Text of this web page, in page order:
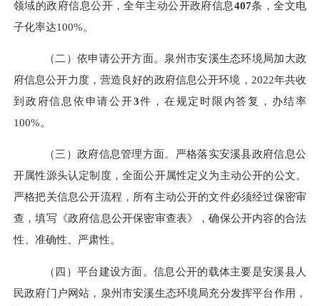
领域的政府信息公开，全年主动公开政府信息407条，全文电
子化率达100%。
（二）依申请公开方面。 泉州市安溪生态环境局加大政
府信息公开力度，营造良好的政府信息公开环境， 2022年共收
到政府信息依申请公开3件，在规定时限内答复，办结率
100%。
（三）政府信息管理方面。严格落实安溪县政府信息公
开属性源头认定制度，全面公开属性定义为主动公开的公文。
严格把关信息公开流程，所有主动公开的文件必须经过保密审
查，填写《政府信息公开保密审查表》，确保公开内容的合法
性、准确性、严肃性。
（四）平台建设方面。信息公开的载体主要是安溪县人
民政府门户网站， 泉州市安溪生态环境局充分发挥平台作用，